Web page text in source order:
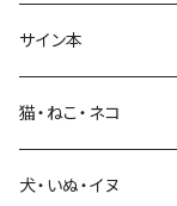
生活・暮らし
サイン本
猫・ねこ・ネコ
犬・いぬ・イヌ